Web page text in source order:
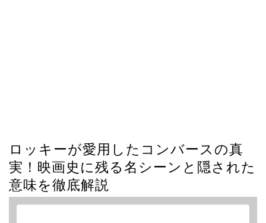
ロッキーが愛用したコンバースの真
実！映画史に残る名シーンと隠された
意味を徹底解説